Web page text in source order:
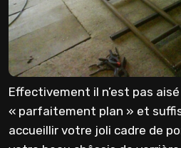
Effectivement il n’est pas
« parfaitement plan » et
accueillir votre joli cadre de